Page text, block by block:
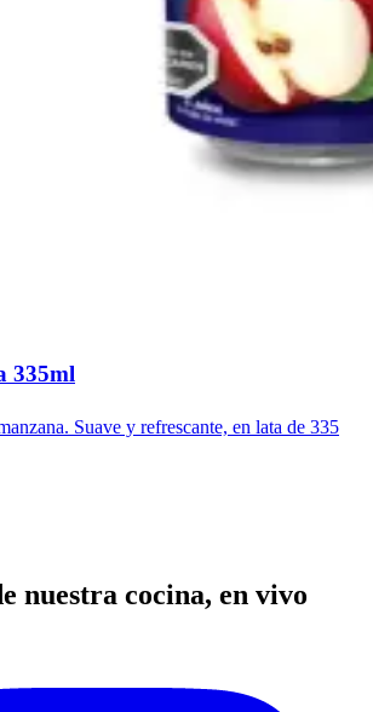
335ml
Suave y refrescante, en lata de 335
nuestra cocina, en vivo